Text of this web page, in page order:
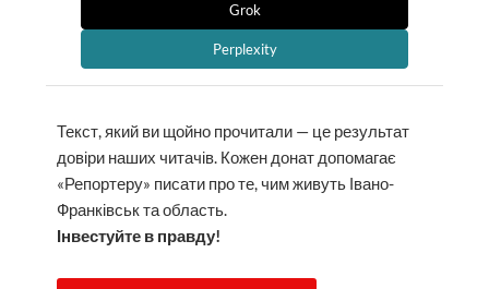
Grok
Perplexity
Текст, який ви щойно прочитали — це результат
довіри наших читачів. Кожен донат допомагає
«Репортеру» писати про те, чим живуть Івано-
Франківськ та область.
Інвестуйте в правду!